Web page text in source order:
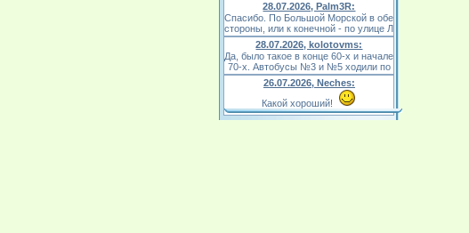
28.07.2026, Palm3R:
Спасибо. По Большой Морской в обе
стороны, или к конечной - по улице Л
28.07.2026, kolotovms:
Да, было такое в конце 60-х и начале
70-х. Автобусы №3 и №5 ходили по
26.07.2026, Neches:
Какой хороший!